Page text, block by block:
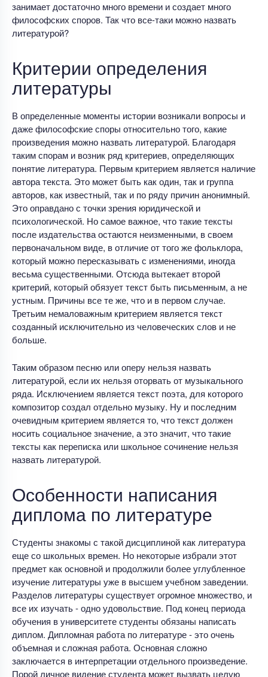
занимает достаточно много времени и создает много
философских споров. Так что все-таки можно назвать
литературой?
Критерии определения
литературы
В определенные моменты истории возникали вопросы и
даже философские споры относительно того, какие
произведения можно назвать литературой. Благодаря
таким спорам и возник ряд критериев, определяющих
понятие литература. Первым критерием является наличие
автора текста. Это может быть как один, так и группа
авторов, как известный, так и по ряду причин анонимный.
Это оправдано с точки зрения юридической и
психологической. Но самое важное, что такие тексты
после издательства остаются неизменными, в своем
первоначальном виде, в отличие от того же фольклора,
который можно пересказывать с изменениями, иногда
весьма существенными. Отсюда вытекает второй
критерий, который обязует текст быть письменным, а не
устным. Причины все те же, что и в первом случае.
Третьим немаловажным критерием является текст
созданный исключительно из человеческих слов и не
больше.
Таким образом песню или оперу нельзя назвать
литературой, если их нельзя оторвать от музыкального
ряда. Исключением является текст поэта, для которого
композитор создал отдельно музыку. Ну и последним
очевидным критерием является то, что текст должен
носить социальное значение, а это значит, что такие
тексты как переписка или школьное сочинение нельзя
назвать литературой.
Особенности написания
диплома по литературе
Студенты знакомы с такой дисциплиной как литература
еще со школьных времен. Но некоторые избрали этот
предмет как основной и продолжили более углубленное
изучение литературы уже в высшем учебном заведении.
Разделов литературы существует огромное множество, и
все их изучать - одно удовольствие. Под конец периода
обучения в университете студенты обязаны написать
диплом. Дипломная работа по литературе - это очень
объемная и сложная работа. Основная сложно
заключается в интерпретации отдельного произведение.
Порой личное видение студента может вызвать целую